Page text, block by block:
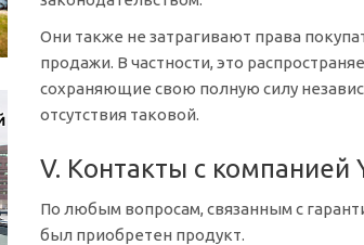
Они также не затрагивают права
продажи. В частности, это
сохраняющие свою полную силу
отсутствия таковой.
V. Контакты с компанией
По любым вопросам, связанным с
был приобретен продукт.